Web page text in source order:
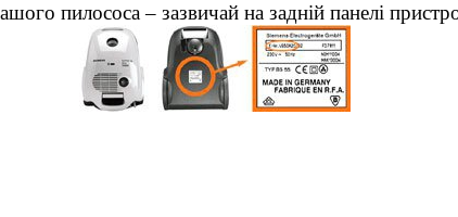
пилососа – зазвичай на задній панелі